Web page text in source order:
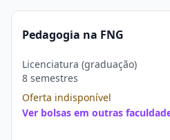
Pedagogia na FNG
Licenciatura (graduação)
8 semestres
Oferta indisponível
Ver bolsas em outras